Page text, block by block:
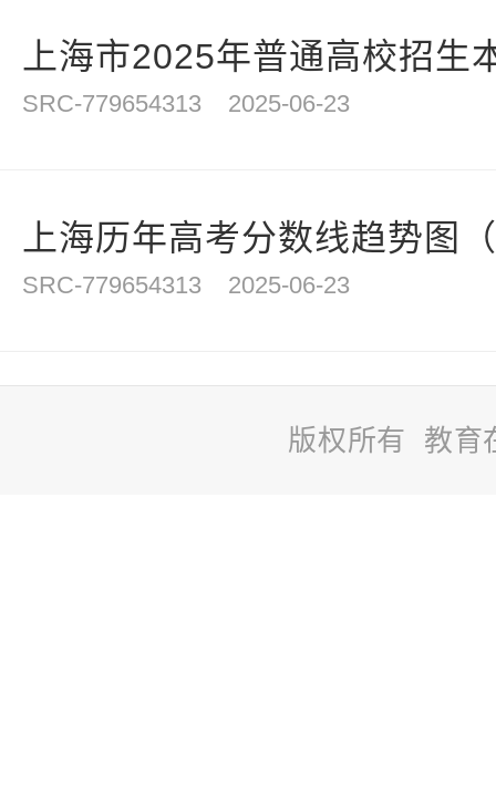
上海市2025年普通高校招生
SRC-779654313 2025-06-23
上海历年高考分数线趋势图
SRC-779654313 2025-06-23
版权所有 教育